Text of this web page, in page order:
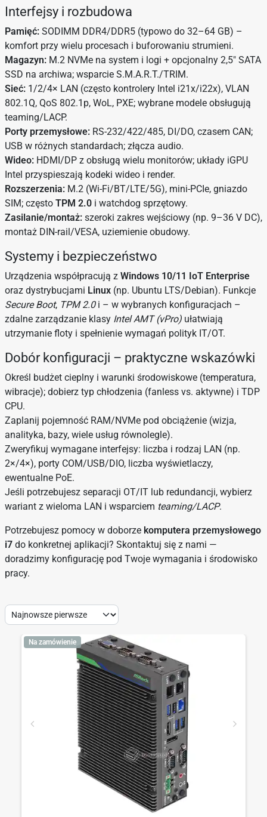
Interfejsy i rozbudowa
Pamięć: SODIMM DDR4/DDR5 (typowo do 32–64 GB) –
komfort przy wielu procesach i buforowaniu strumieni.
Magazyn: M.2 NVMe na system i logi + opcjonalny 2,5″ SATA
SSD na archiwa; wsparcie S.M.A.R.T./TRIM.
Sieć: 1/2/4× LAN (często kontrolery Intel i21x/i22x), VLAN
802.1Q, QoS 802.1p, WoL, PXE; wybrane modele obsługują
teaming/LACP.
Porty przemysłowe: RS-232/422/485, DI/DO, czasem CAN;
USB w różnych standardach; złącza audio.
Wideo: HDMI/DP z obsługą wielu monitorów; układy iGPU
Intel przyspieszają kodeki wideo i render.
Rozszerzenia: M.2 (Wi-Fi/BT/LTE/5G), mini-PCIe, gniazdo
SIM; często TPM 2.0 i watchdog sprzętowy.
Zasilanie/montaż: szeroki zakres wejściowy (np. 9–36 V DC),
montaż DIN-rail/VESA, uziemienie obudowy.
Systemy i bezpieczeństwo
Urządzenia współpracują z Windows 10/11 IoT Enterprise
oraz dystrybucjami Linux (np. Ubuntu LTS/Debian). Funkcje
Secure Boot, TPM 2.0i – w wybranych konfiguracjach –
zdalne zarządzanie klasy Intel AMT (vPro) ułatwiają
utrzymanie floty i spełnienie wymagań polityk IT/OT.
Dobór konfiguracji – praktyczne wskazówki
Określ budżet cieplny i warunki środowiskowe (temperatura,
wibracje); dobierz typ chłodzenia (fanless vs. aktywne) i TDP
CPU.
Zaplanij pojemność RAM/NVMe pod obciążenie (wizja,
analityka, bazy, wiele usług równolegle).
Zweryfikuj wymagane interfejsy: liczba i rodzaj LAN (np.
2×/4×), porty COM/USB/DIO, liczba wyświetlaczy,
ewentualne PoE.
Jeśli potrzebujesz separacji OT/IT lub redundancji, wybierz
wariant z wieloma LAN i wsparciem teaming/LACP.
Potrzebujesz pomocy w doborze komputera przemysłowego
i7 do konkretnej aplikacji? Skontaktuj się z nami —
doradzimy konfigurację pod Twoje wymagania i środowisko
pracy.
Sort
Na zamówienie